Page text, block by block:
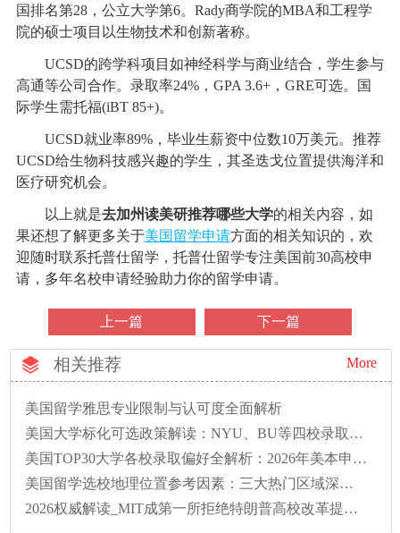
国排名第28，公立大学第6。Rady商学院的MBA和工程学
院的硕士项目以生物技术和创新著称。
UCSD的跨学科项目如神经科学与商业结合，学生参与
高通等公司合作。录取率24%，GPA 3.6+，GRE可选。国
际学生需托福(iBT 85+)。
UCSD就业率89%，毕业生薪资中位数10万美元。推荐
UCSD给生物科技感兴趣的学生，其圣迭戈位置提供海洋和
医疗研究机会。
以上就是去加州读美研推荐哪些大学的相关内容，如
果还想了解更多关于美国留学申请方面的相关知识的，欢
迎随时联系托普仕留学，托普仕留学专注美国前30高校申
请，多年名校申请经验助力你的留学申请。
上一篇 下一篇
相关推荐 More
美国留学雅思专业限制与认可度全面解析
美国大学标化可选政策解读：NYU、BU等四校录取偏好全解析
美国TOP30大学各校录取偏好全解析：2026年美本申请必读
美国留学选校地理位置参考因素：三大热门区域深度解析
2026权威解读_MIT成第一所拒绝特朗普高校改革提案的大学